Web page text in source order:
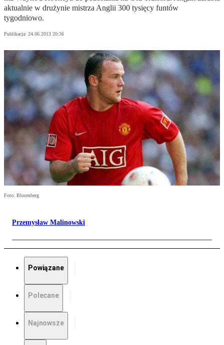
aktualnie w drużynie mistrza Anglii 300 tysięcy funtów
tygodniowo.
Publikacja: 24.06.2013 20:36
Foto: Bloomberg
Przemysław Malinowski
Powiązane
Polecane
Najnowsze